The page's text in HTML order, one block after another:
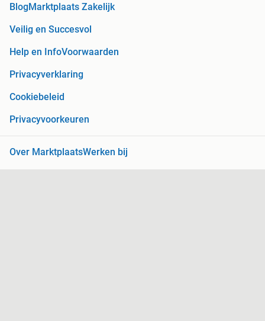
BlogMarktplaats Zakelijk
Veilig en Succesvol
Help en InfoVoorwaarden
Privacyverklaring
Cookiebeleid
Privacyvoorkeuren
Over MarktplaatsWerken bij